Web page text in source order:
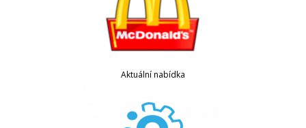
Aktuální nabídka